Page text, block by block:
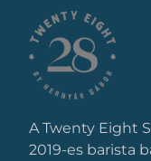
A Twenty Eight
2019-es barista